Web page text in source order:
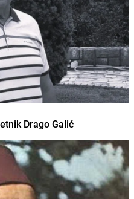
Drago Galić